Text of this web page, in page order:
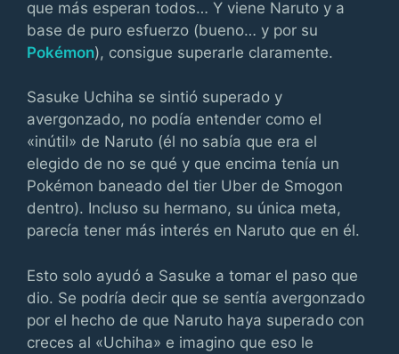
que más esperan todos… Y viene Naruto y a
base de puro esfuerzo (bueno… y por su
Pokémon), consigue superarle claramente.
Sasuke Uchiha se sintió superado y
avergonzado, no podía entender como el
«inútil» de Naruto (él no sabía que era el
elegido de no se qué y que encima tenía un
Pokémon baneado del tier Uber de Smogon
dentro). Incluso su hermano, su única meta,
parecía tener más interés en Naruto que en él.
Esto solo ayudó a Sasuke a tomar el paso que
dio. Se podría decir que se sentía avergonzado
por el hecho de que Naruto haya superado con
creces al «Uchiha» e imagino que eso le